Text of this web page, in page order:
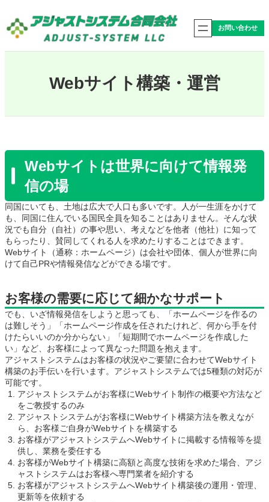
容
を
お問い合わせ
Webサイト構築・運営
Webサイトは世界に向けて情報発
信の場
同国にいても、土地は広大で人口も多いです。人が一生涯をかけて
も、同国に住んでいる国民全員を知ることはありません。そんな状
況でも自分（自社）の事や思い、考えなどを他者（他社）に知って
もらったり、賛同してくれる人を求めたりすることはできます。
Webサイト（通称：ホームページ）は会社や団体、個人が世界に向
けて自己PRや情報発信などができる場です。
お客様の需要に応じて細かなサポート
でも、いざ情報発信をしようと思っても、「ホームページを作るの
は難しそう」「ホームページ作成を任されたけれど、何から手を付
けたらいいのか分からない」「短期間でホームページを作成した
い」など、お客様によって異なった問題を抱えます。
アジャストシステムはお客様の状況やご要望に合わせてWebサイト
構築のお手伝いを行います。アジャストシステムでは5種類の対応が
可能です。
アジャストシステムがお客様にWebサイト制作の概要や方法など
をご教授するのみ
アジャストシステムがお客様にWebサイト構築方法を教えなが
ら、お客様ご自身がWebサイトを構築する
お客様がアジャストシステムへWebサイトに掲載する情報等を提
供し、業務を委任する
お客様がWebサイト構築に高額と高度な技術を求めた場合、アジ
ャストシステムはお客様へ専門業者を紹介する
お客様がアジャストシステムへWebサイト構築後の運用・管理、
更新等を依頼する